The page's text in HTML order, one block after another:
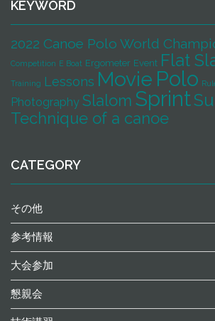
KEYWORD
2022 Canoe Polo World
Competition E Boat Ergometer Event Flat
Training Lessons Movie Polo
Photography Slalom Sprint
Technique of a canoe
CATEGORY
その他
参考情報
大会参加
懇親会